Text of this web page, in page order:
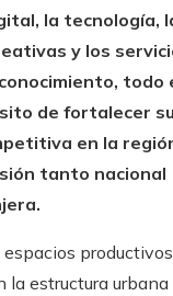
la tecnología,
y los
todo
de fortalecer su
en la
tanto nacional
la estructura urbana